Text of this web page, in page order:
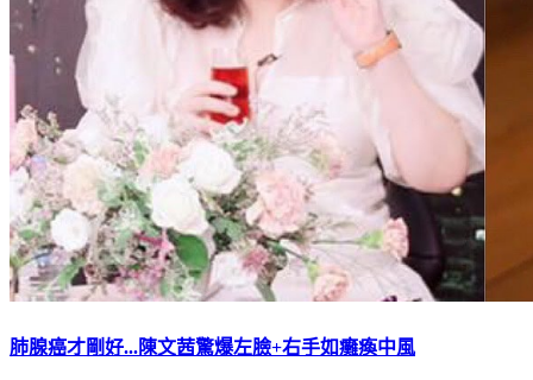
肺腺癌才剛好...陳文茜驚爆左臉+右手如癱瘓中風